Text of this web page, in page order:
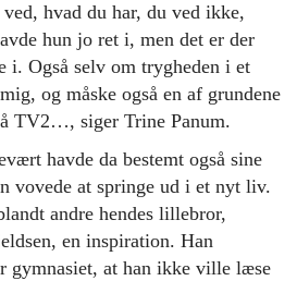
hvad du har, du ved ikke,
hun jo ret i, men det er der
i. Også selv om trygheden i et
og måske også en af grundene
TV2…, siger Trine Panum.
havde da bestemt også sine
vovede at springe ud i et nyt liv.
andre hendes lillebror,
en inspiration. Han
gymnasiet, at han ikke ville læse